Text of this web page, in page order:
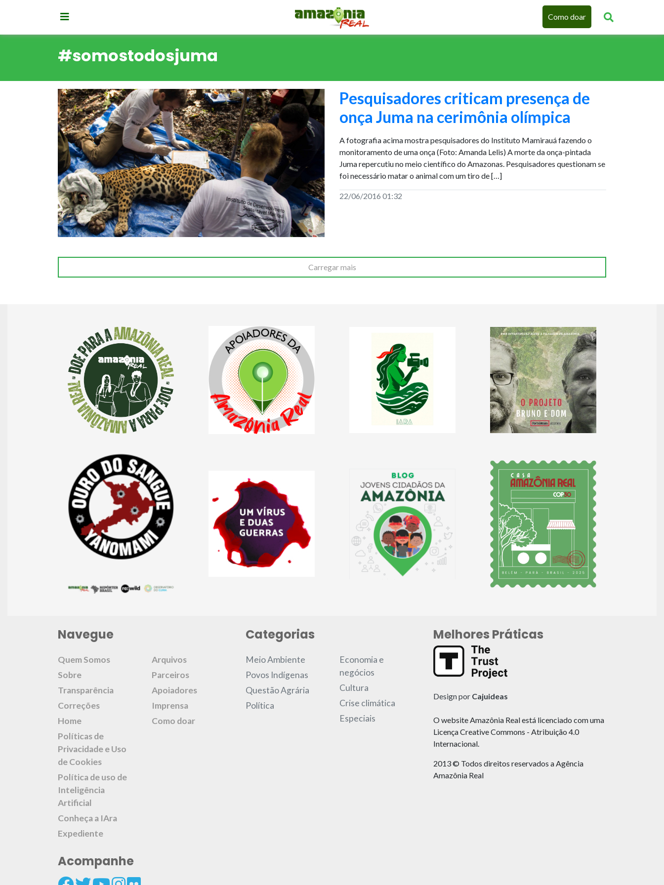
Como doar
#somostodosjuma
Pesquisadores criticam presença de
onça Juma na cerimônia olímpica
A fotografia acima mostra pesquisadores do Instituto Mamirauá fazendo o
monitoramento de uma onça (Foto: Amanda Lelis) A morte da onça-pintada
Juma repercutiu no meio científico do Amazonas. Pesquisadores questionam se
foi necessário matar o animal com um tiro de […]
22/06/2016 01:32
Carregar mais
Navegue
Quem Somos
Sobre
Transparência
Correções
Home
Políticas de
Privacidade e Uso
de Cookies
Política de uso de
Inteligência
Artificial
Conheça a IAra
Expediente
Arquivos
Parceiros
Apoiadores
Imprensa
Como doar
Acompanhe
Categorias
Meio Ambiente
Povos Indígenas
Questão Agrária
Política
Economia e
negócios
Cultura
Crise climática
Especiais
Melhores Práticas
Design por Cajuideas
O website Amazônia Real está licenciado com uma
Licença Creative Commons - Atribuição 4.0
Internacional.
2013 © Todos direitos reservados a Agência
Amazônia Real